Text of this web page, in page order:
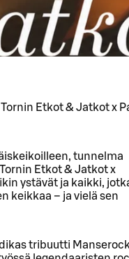
Etkot & Jatkot x
tunnelma
Etkot & Jatkot x
ystävät ja kaikki,
keikkaa – ja vielä sen
tribuutti